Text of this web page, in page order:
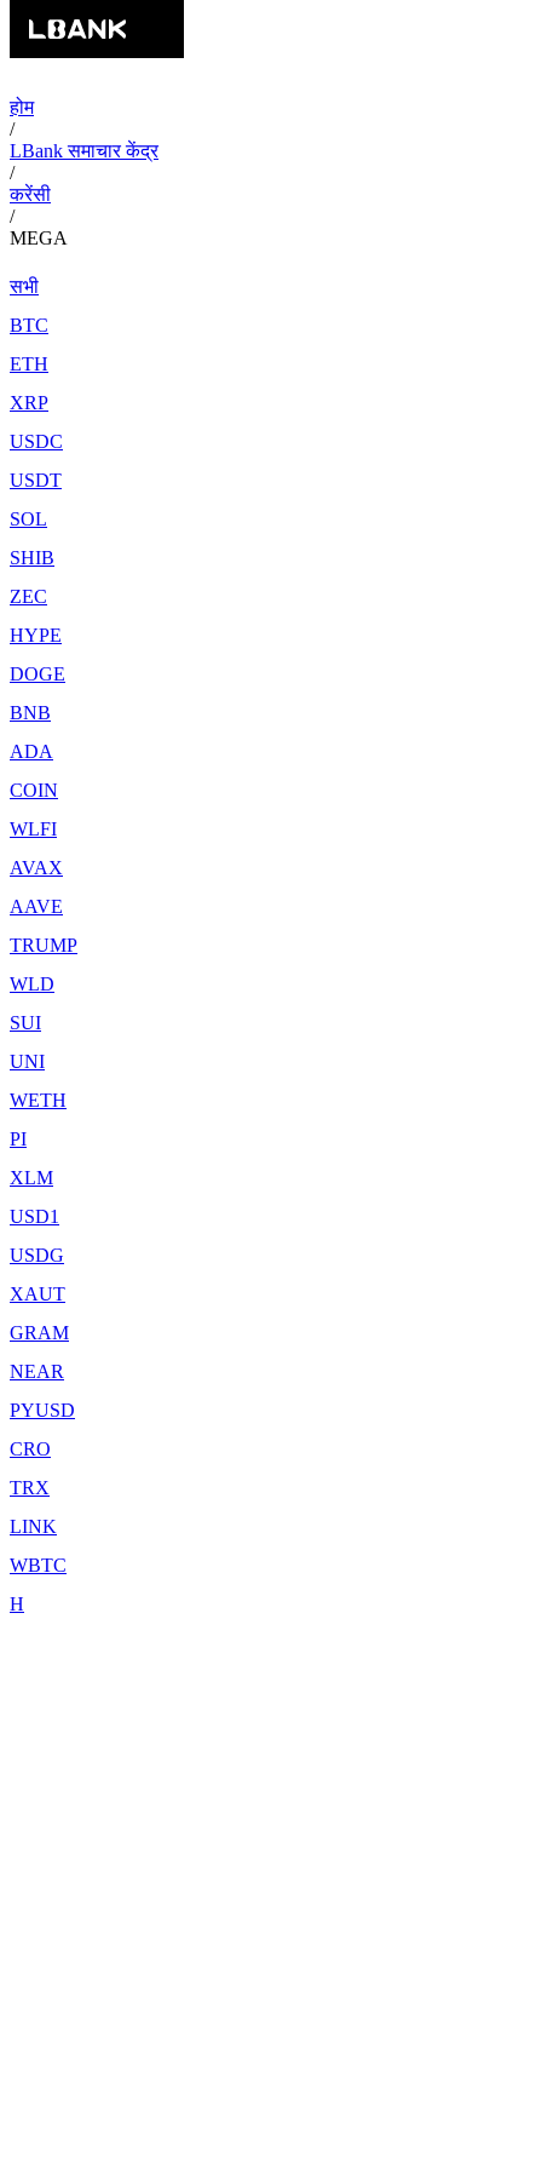
होम
/
LBank समाचार केंद्र
/
करेंसी
/
MEGA
सभी
BTC
ETH
XRP
USDC
USDT
SOL
SHIB
ZEC
HYPE
DOGE
BNB
ADA
COIN
WLFI
AVAX
AAVE
TRUMP
WLD
SUI
UNI
WETH
PI
XLM
USD1
USDG
XAUT
GRAM
NEAR
PYUSD
CRO
TRX
LINK
WBTC
H